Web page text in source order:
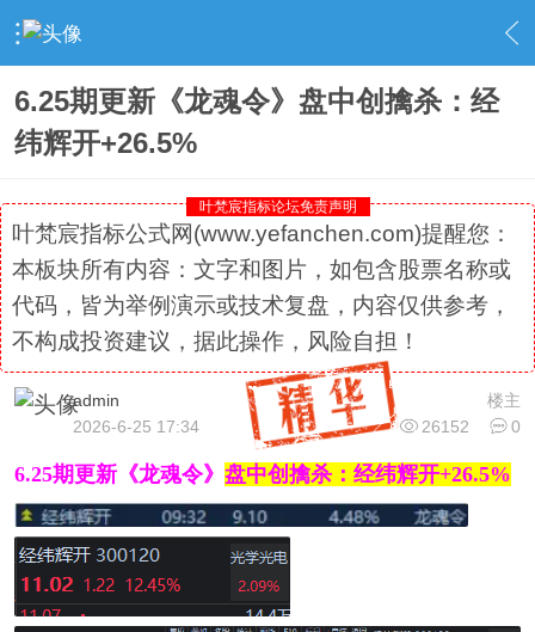
› 社区精选 › 专栏更新 › 内容
6.25期更新《龙魂令》盘中创擒杀：经
纬辉开+26.5%
叶梵宸指标论坛免责声明
叶梵宸指标公式网(www.yefanchen.com)提醒您：
本板块所有内容：文字和图片，如包含股票名称或
代码，皆为举例演示或技术复盘，内容仅供参考，
不构成投资建议，据此操作，风险自担！
楼主
admin
26152
0
2026-6-25 17:34
6.25期更新《龙魂令》 盘中创擒杀：经纬辉开+26.5%